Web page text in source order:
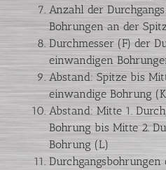
Anzahl der
Bohrungen an der
Durchmesser (F) der
einwandigen
Abstand: Spitze bis
einwandige Bohrung
Abstand: Mitte 1.
Bohrung bis Mitte 2.
Bohrung (L)